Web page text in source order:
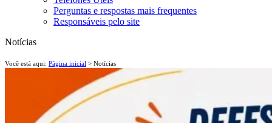
Perguntas e respostas mais frequentes
Responsáveis pelo site
Notícias
Você está aqui: Página inicial > Notícias